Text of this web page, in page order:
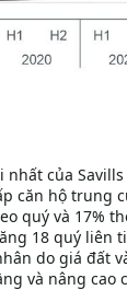
nhất của
căn hộ trung
quý và 17%
18 quý liên
do giá đất
và nâng cao